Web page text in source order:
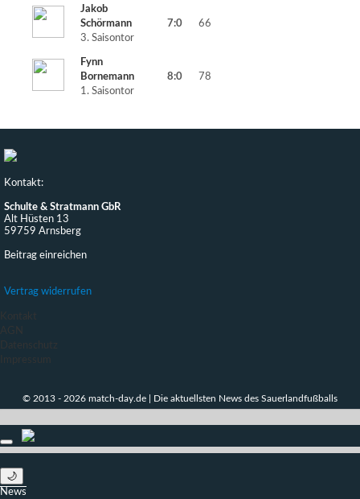
Jakob
Schörmann
3. Saisontor
7:0 66
Fynn
Bornemann
1. Saisontor
8:0 78
Kontakt:
Schulte & Stratmann GbR
Alt Hüsten 13
59759 Arnsberg
Beitrag einreichen
Vertrag widerrufen
Kontakt
AGN
Datenschutz
Impressum
© 2013 - 2026 match-day.de | Die aktuellsten News des Sauerlandfußballs
🌙
News